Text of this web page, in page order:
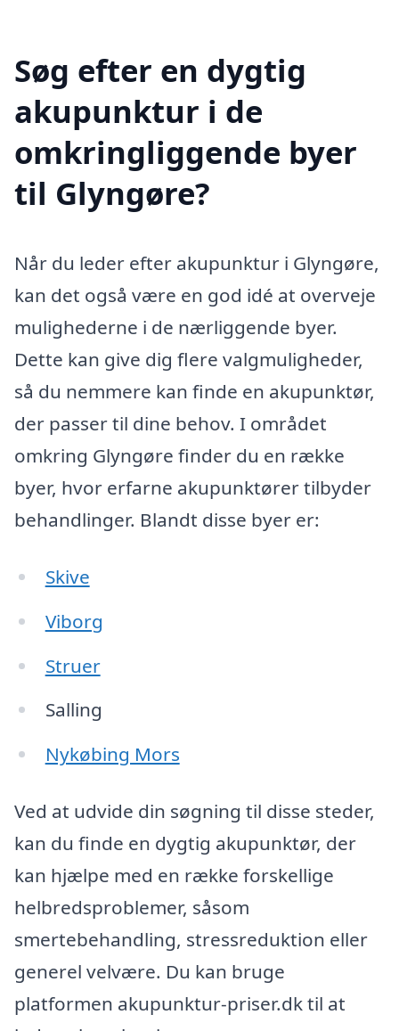
Søg efter en dygtig
akupunktur i de
omkringliggende byer
til Glyngøre?
Når du leder efter akupunktur i Glyngøre,
kan det også være en god idé at overveje
mulighederne i de nærliggende byer.
Dette kan give dig flere valgmuligheder,
så du nemmere kan finde en akupunktør,
der passer til dine behov. I området
omkring Glyngøre finder du en række
byer, hvor erfarne akupunktører tilbyder
behandlinger. Blandt disse byer er:
Skive
Viborg
Struer
Salling
Nykøbing Mors
Ved at udvide din søgning til disse steder,
kan du finde en dygtig akupunktør, der
kan hjælpe med en række forskellige
helbredsproblemer, såsom
smertebehandling, stressreduktion eller
generel velvære. Du kan bruge
platformen akupunktur-priser.dk til at